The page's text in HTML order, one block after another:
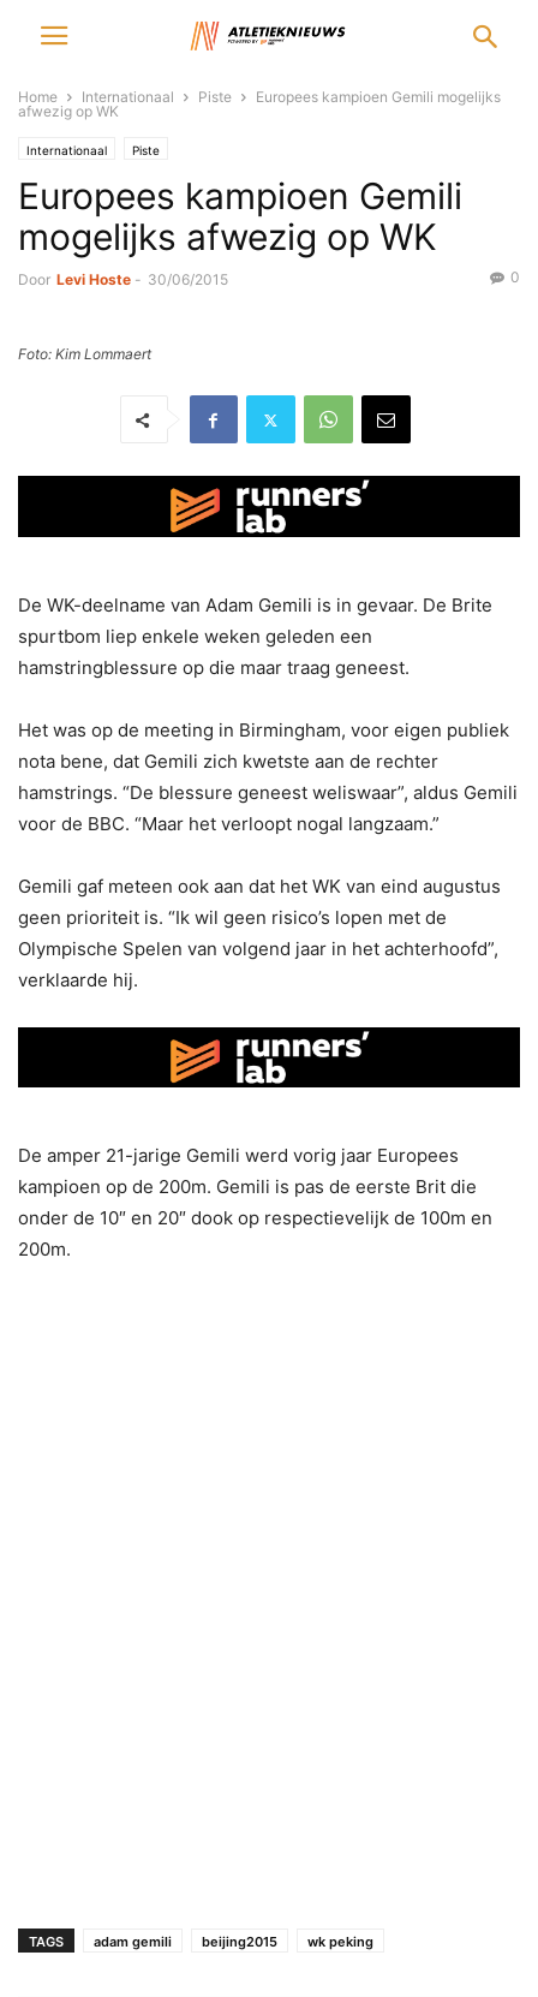
Home Internationaal Piste
Europees kampioen Gemili mogelijks
afwezig op WK
Internationaal Piste
Europees kampioen Gemili
mogelijks afwezig op WK
Door Levi Hoste - 30/06/2015 0
Foto: Kim Lommaert
De WK-deelname van Adam Gemili is in gevaar. De Brite
spurtbom liep enkele weken geleden een
hamstringblessure op die maar traag geneest.
Het was op de meeting in Birmingham, voor eigen publiek
nota bene, dat Gemili zich kwetste aan de rechter
hamstrings. “De blessure geneest weliswaar”, aldus Gemili
voor de BBC. “Maar het verloopt nogal langzaam.”
Gemili gaf meteen ook aan dat het WK van eind augustus
geen prioriteit is. “Ik wil geen risico’s lopen met de
Olympische Spelen van volgend jaar in het achterhoofd”,
verklaarde hij.
De amper 21-jarige Gemili werd vorig jaar Europees
kampioen op de 200m. Gemili is pas de eerste Brit die
onder de 10″ en 20″ dook op respectievelijk de 100m en
200m.
TAGS adam gemili beijing2015 wk peking